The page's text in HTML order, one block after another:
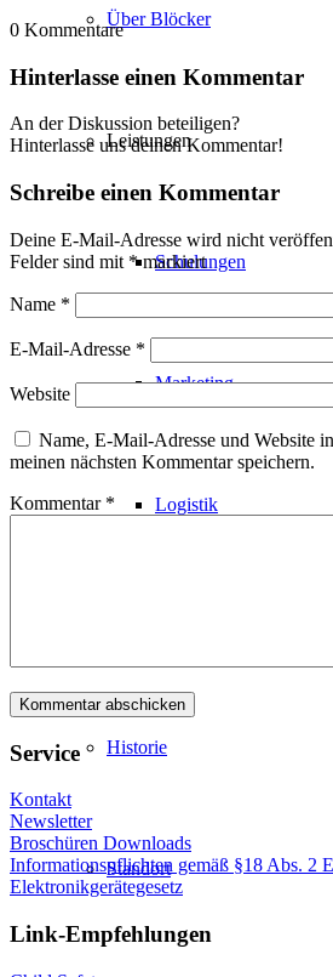
Über Blöcker
Leistungen
Schulungen
Marketing
Logistik
Historie
Standort
0 Kommentare
Hinterlasse einen Kommentar
An der Diskussion beteiligen?
Hinterlasse uns deinen Kommentar!
Schreibe einen Kommentar
Deine E-Mail-Adresse wird nicht
Felder sind mit *markiert
Name *
E-Mail-Adresse *
Website
Name, E-Mail-Adresse und Website
meinen nächsten Kommentar speichern.
Kommentar *
Service
Kontakt
Newsletter
Broschüren Downloads
Informationspflichten gemäß §18 Abs. 2
Elektronikgerätegesetz
Link-Empfehlungen